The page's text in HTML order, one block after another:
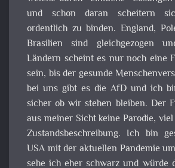
und schon daran scheitern
ordentlich zu binden. England,
Brasilien sind gleichgezogen
Ländern scheint es nur noch eine
sein, bis der gesunde
bei uns gibt es die AfD und ich
sicher ob wir stehen bleiben. Der
aus meiner Sicht keine Parodie,
Zustandsbeschreibung. Ich bin
USA mit der aktuellen Pandemie
sehe ich eher schwarz und würde